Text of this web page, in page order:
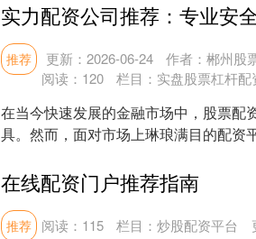
实力配资公司推荐：专业安
推荐 更新：2026-06-24
作者：郴州股
阅读： 120 栏目： 实盘股票杠杆配
在当今快速发展的金融市场中，股票配
具。然而，面对市场上琳琅满目的配资
在线配资门户推荐指南
推荐 阅读： 115 栏目： 炒股配资平台